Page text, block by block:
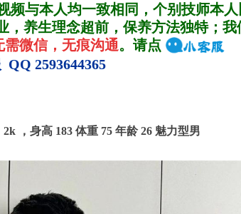
与本人均一致相同，个别技师本
，养生理念超前，保养方法独特；
需微信，无痕沟通。请点
QQ 2593644365
， 身高 183 体重 75 年龄 26 魅力型男